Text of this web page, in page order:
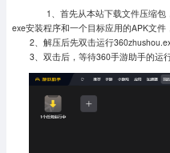
1、首先从本站下载文件压缩
exe安装程序和一个目标应用的APK文件
2、解压后先双击运行
3、双击后，等待360手游助手的运行